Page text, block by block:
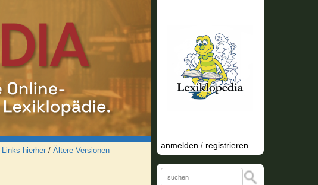
Links hierher / Ältere Versionen
anmelden / registrieren